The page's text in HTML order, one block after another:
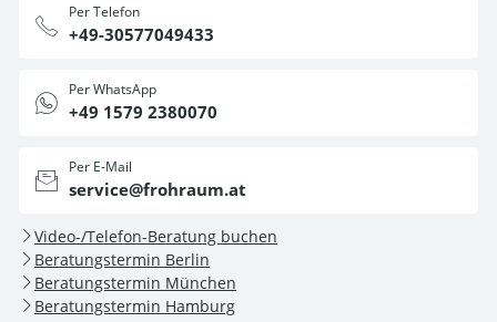
Per Telefon
+49-30577049433
Per WhatsApp
+49 1579 2380070
Per E-Mail
service@frohraum.at
Video-/Telefon-Beratung buchen
Beratungstermin Berlin
Beratungstermin München
Beratungstermin Hamburg